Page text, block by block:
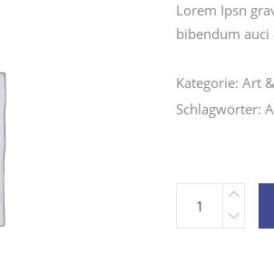
Lorem Ipsn
bibendum
Kategorie: Art
Schlagwörter: